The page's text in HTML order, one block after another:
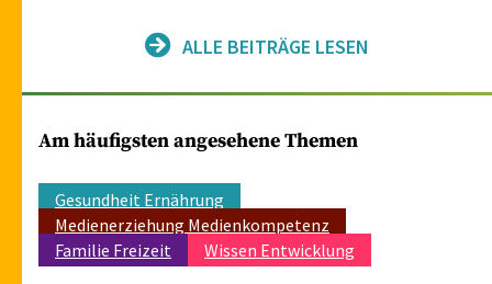
ALLE BEITRÄGE LESEN
Am häufigsten angesehene Themen
Gesundheit Ernährung
Medienerziehung Medienkompetenz
Familie Freizeit
Wissen Entwicklung